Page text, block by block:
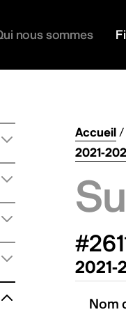
nous sommes
Accueil
2021-
2021-
Nom